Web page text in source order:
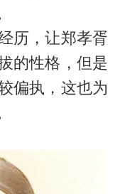
历，让郑孝胥
的性格，但是
偏执，这也为